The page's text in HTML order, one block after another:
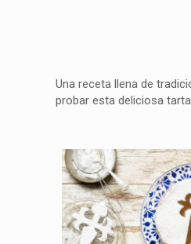
Una receta llena de
probar esta deliciosa